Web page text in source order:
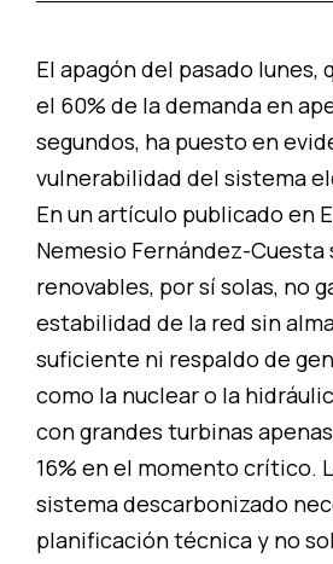
El apagón del pasado lunes,
el 60% de la demanda en
segundos, ha puesto en
vulnerabilidad del sistema
En un artículo publicado en
Nemesio Fernández-Cuesta
renovables, por sí solas, no
estabilidad de la red sin
suficiente ni respaldo de
como la nuclear o la
con grandes turbinas
16% en el momento crítico.
sistema descarbonizado
planificación técnica y no